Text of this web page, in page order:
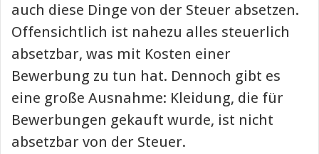
auch diese Dinge von der Steuer absetzen.
Offensichtlich ist nahezu alles steuerlich
absetzbar, was mit Kosten einer
Bewerbung zu tun hat. Dennoch gibt es
eine große Ausnahme: Kleidung, die für
Bewerbungen gekauft wurde, ist nicht
absetzbar von der Steuer.